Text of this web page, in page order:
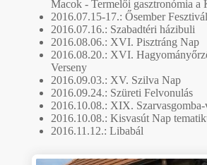
Macok - Termelői gasztronómia a
2016.07.15-17.: Ősember Fesztivál
2016.07.16.: Szabadtéri házibuli
2016.08.06.: XVI. Pisztráng Nap
2016.08.20.: XVI.
Verseny
2016.09.03.: XV. Szilva Nap
2016.09.24.: Szüreti Felvonulás
2016.10.08.: XIX. Szarvasgomba-
2016.10.08.: Kisvasút Nap
2016.11.12.: Libabál